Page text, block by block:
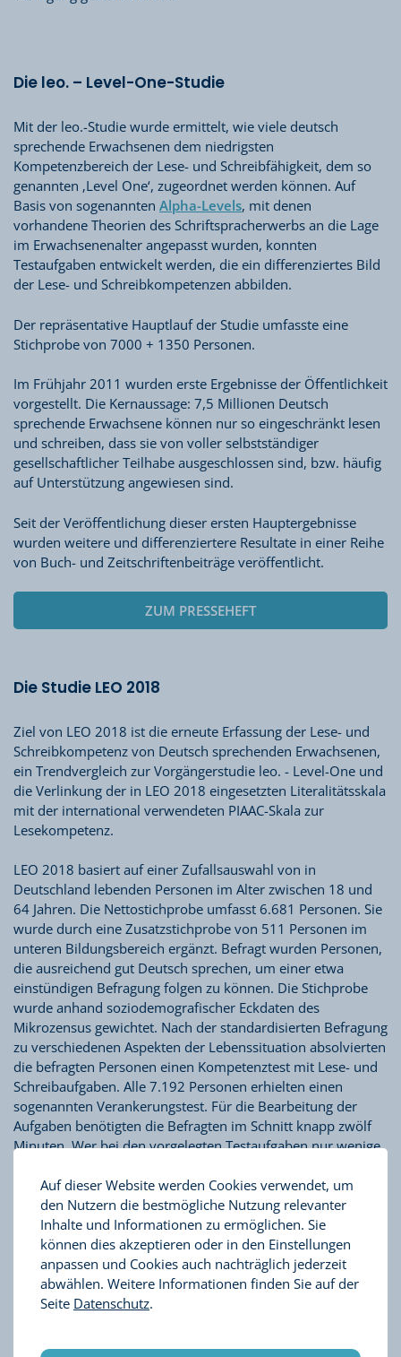
Die leo. – Level-One-Studie
Mit der leo.-Studie wurde ermittelt, wie viele deutsch
sprechende Erwachsenen dem niedrigsten
Kompetenzbereich der Lese- und Schreibfähigkeit, dem so
genannten ‚Level One‘, zugeordnet werden können. Auf
Basis von sogenannten Alpha-Levels, mit denen
vorhandene Theorien des Schriftspracherwerbs an die Lage
im Erwachsenenalter angepasst wurden, konnten
Testaufgaben entwickelt werden, die ein differenziertes Bild
der Lese- und Schreibkompetenzen abbilden.
Der repräsentative Hauptlauf der Studie umfasste eine
Stichprobe von 7000 + 1350 Personen.
Im Frühjahr 2011 wurden erste Ergebnisse der Öffentlichkeit
vorgestellt. Die Kernaussage: 7,5 Millionen Deutsch
sprechende Erwachsene können nur so eingeschränkt lesen
und schreiben, dass sie von voller selbstständiger
gesellschaftlicher Teilhabe ausgeschlossen sind, bzw. häufig
auf Unterstützung angewiesen sind.
Seit der Veröffentlichung dieser ersten Hauptergebnisse
wurden weitere und differenziertere Resultate in einer Reihe
von Buch- und Zeitschriftenbeiträge veröffentlicht.
ZUM PRESSEHEFT
Die Studie LEO 2018
Ziel von LEO 2018 ist die erneute Erfassung der Lese- und
Schreibkompetenz von Deutsch sprechenden Erwachsenen,
ein Trendvergleich zur Vorgängerstudie leo. - Level-One und
die Verlinkung der in LEO 2018 eingesetzten Literalitätsskala
mit der international verwendeten PIAAC-Skala zur
Lesekompetenz.
LEO 2018 basiert auf einer Zufallsauswahl von in
Deutschland lebenden Personen im Alter zwischen 18 und
64 Jahren. Die Nettostichprobe umfasst 6.681 Personen. Sie
wurde durch eine Zusatzstichprobe von 511 Personen im
unteren Bildungsbereich ergänzt. Befragt wurden Personen,
die ausreichend gut Deutsch sprechen, um einer etwa
einstündigen Befragung folgen zu können. Die Stichprobe
wurde anhand soziodemografischer Eckdaten des
Mikrozensus gewichtet. Nach der standardisierten Befragung
zu verschiedenen Aspekten der Lebenssituation absolvierten
die befragten Personen einen Kompetenztest mit Lese- und
Schreibaufgaben. Alle 7.192 Personen erhielten einen
sogenannten Verankerungstest. Für die Bearbeitung der
Aufgaben benötigten die Befragten im Schnitt knapp zwölf
Minuten. Wer bei den vorgelegten Testaufgaben nur wenige
Aufgaben aus einem vertiefenden Test. Bei diesem zweiten
Durchgang betrug die durchschnittliche Bearbeitungsdauer
sieben Minuten.
LEO 2018 widmet sich konkreten Fragen zu Teilhabe,
Alltagspraktiken und Kompetenzen in verschiedenen
Auf dieser Website werden Cookies verwendet, um
den Nutzern die bestmögliche Nutzung relevanter
Inhalte und Informationen zu ermöglichen. Sie
können dies akzeptieren oder in den Einstellungen
anpassen und Cookies auch nachträglich jederzeit
abwählen. Weitere Informationen finden Sie auf der
Seite Datenschutz.